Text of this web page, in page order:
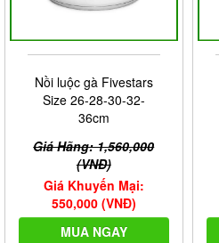
Nồi luộc gà Fivestars
Size 26-28-30-32-
36cm
Giá Hãng: 1,560,000
(VNĐ)
Giá Khuyến Mại:
550,000 (VNĐ)
MUA NGAY